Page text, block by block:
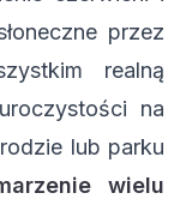
przez
realną
na
lub parku
wielu